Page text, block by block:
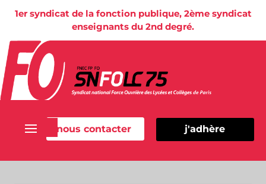
1er syndicat de la fonction publique, 2ème syndicat
enseignants du 2nd degré.
nous contacter j'adhère